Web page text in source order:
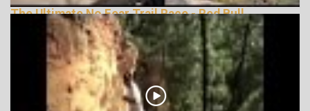
The Ultimate No Fear Trail Race - Red Bull
LionHeart
162089 Nézetek